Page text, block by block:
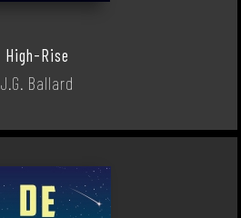
High-Rise
J.G. Ballard